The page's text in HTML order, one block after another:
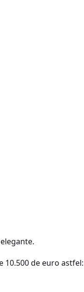
de euro astfel: